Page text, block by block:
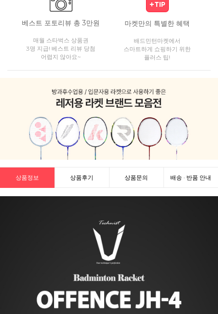
베스트 포토리뷰 총 3만원
매월 스타벅스 상품권
3명 지급! 베스트 리뷰 당첨
어렵지 않아요~
마켓만의 특별한 혜택
배드민턴마켓에서
스마트하게 쇼핑하기 위한
플러스 팁!
상품정보 상품후기 상품문의 배송 · 반품 안내